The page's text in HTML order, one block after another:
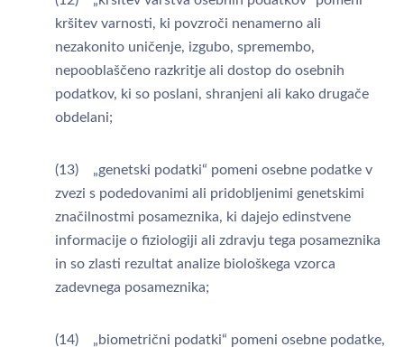
kršitev varnosti, ki povzroči nenamerno ali
nezakonito uničenje, izgubo, spremembo,
nepooblaščeno razkritje ali dostop do osebnih
podatkov, ki so poslani, shranjeni ali kako drugače
obdelani;
(13) „genetski podatki“ pomeni osebne podatke v
zvezi s podedovanimi ali pridobljenimi genetskimi
značilnostmi posameznika, ki dajejo edinstvene
informacije o fiziologiji ali zdravju tega posameznika
in so zlasti rezultat analize biološkega vzorca
zadevnega posameznika;
(14) „biometrični podatki“ pomeni osebne podatke,